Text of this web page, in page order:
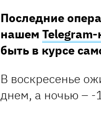
Последние
нашем
быть в курсе
В воскресенье
днем, а ночью – -